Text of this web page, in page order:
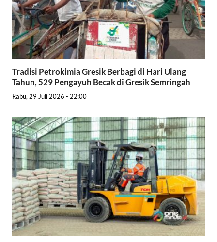
Tradisi Petrokimia Gresik Berbagi di Hari Ulang
Tahun, 529 Pengayuh Becak di Gresik Semringah
Rabu, 29 Juli 2026 - 22:00